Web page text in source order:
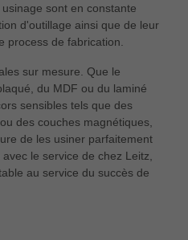
ทย
sont en constante
d'outillage ainsi que de leur
process de fabrication.
sur mesure. Que le
du MDF ou du laminé
sensibles tels que des
des couches magnétiques,
de les usiner parfaitement
le service de chez Leitz,
au service du succès de